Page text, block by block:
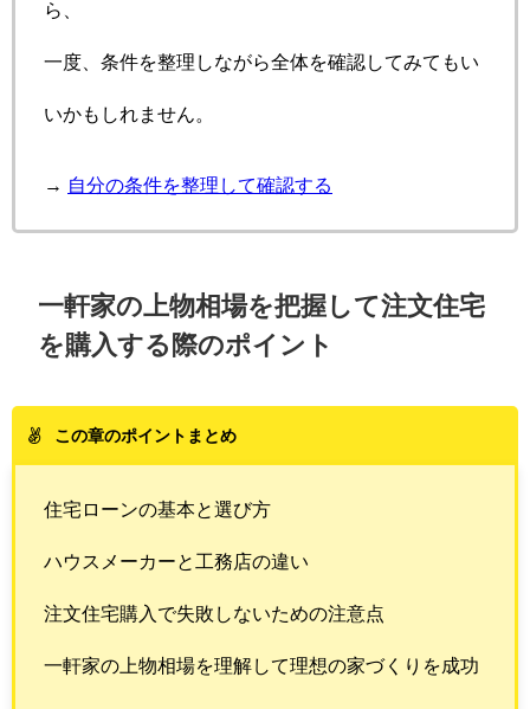
ら、
一度、条件を整理しながら全体を確認してみてもい
いかもしれません。
→ 自分の条件を整理して確認する
一軒家の上物相場を把握して注文住宅
を購入する際のポイント
この章のポイントまとめ
住宅ローンの基本と選び方
ハウスメーカーと工務店の違い
注文住宅購入で失敗しないための注意点
一軒家の上物相場を理解して理想の家づくりを成功